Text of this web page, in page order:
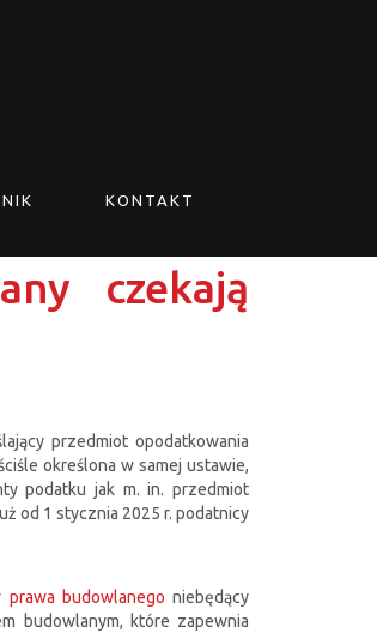
KONTAKT
czekają
przedmiot opodatkowania
określona w samej ustawie,
podatku jak m. in. przedmiot
od 1 stycznia 2025 r. podatnicy
prawa budowlanego niebędący
budowlanym, które zapewnia